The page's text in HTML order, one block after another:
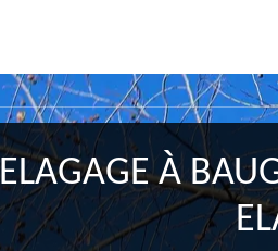
ELAGAGE À